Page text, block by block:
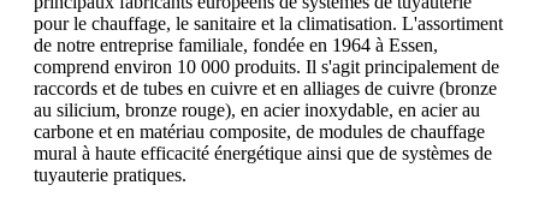
pour le chauffage, le sanitaire et la climatisation. L'assortiment
de notre entreprise familiale, fondée en 1964 à Essen,
comprend environ 10 000 produits. Il s'agit principalement de
raccords et de tubes en cuivre et en alliages de cuivre (bronze
au silicium, bronze rouge), en acier inoxydable, en acier au
carbone et en matériau composite, de modules de chauffage
mural à haute efficacité énergétique ainsi que de systèmes de
tuyauterie pratiques.